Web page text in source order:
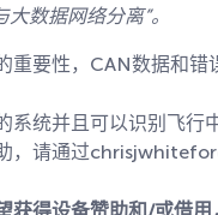
数据网络分离”。
要性，CAN数据和错
统并且可以识别飞行
，请通过